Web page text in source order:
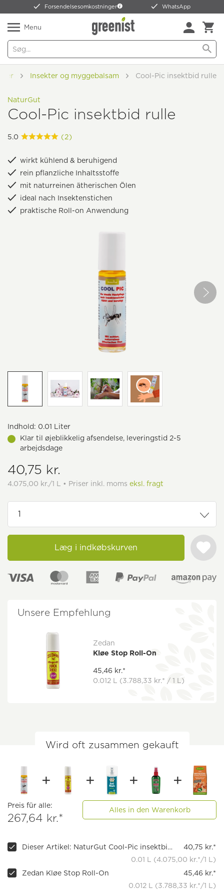
Forsendelsesomkostninger WhatsApp
Menu
Insekter og myggebalsam Cool-Pic insektbid rulle
NaturGut
Cool-Pic insektbid rulle
5.0 (2)
wirkt kühlend & beruhigend
rein pflanzliche Inhaltsstoffe
mit naturreinen ätherischen Ölen
ideal nach Insektenstichen
praktische Roll-on Anwendung
Indhold: 0.01 Liter
Klar til øjeblikkelig afsendelse, leveringstid 2-5
arbejdsdage
40,75 kr.
4.075,00 kr./1 L • Priser inkl. moms eksl. fragt
Læg i indkøbskurven
Unsere Empfehlung
Zedan
Kløe Stop Roll-On
45,46 kr.*
0.012 L (3.788,33 kr.* / 1 L)
Wird oft zusammen gekauft
Preis für alle:
267,64 kr.*
Alles in den Warenkorb
Dieser Artikel: NaturGut Cool-Pic insektbid rulle
40,75 kr.*
0.01 L (4.075,00 kr.*/1 L)
Zedan Kløe Stop Roll-On
45,46 kr.*
0.012 L (3.788,33 kr.*/1 L)